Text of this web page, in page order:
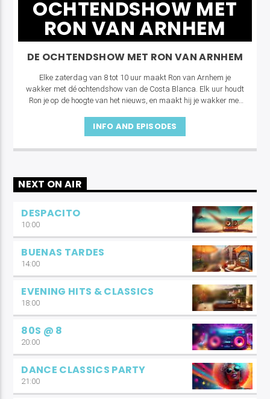
OCHTENDSHOW MET
RON VAN ARNHEM
DE OCHTENDSHOW MET RON VAN ARNHEM
Elke zaterdag van 8 tot 10 uur maakt Ron van Arnhem je
wakker met dé ochtendshow van de Costa Blanca. Elk uur houdt
Ron je op de hoogte van het nieuws, en maakt hij je wakker met
INFO AND EPISODES
NEXT ON AIR
DESPACITO
10:00
BUENAS TARDES
14:00
EVENING HITS & CLASSICS
18:00
80S @ 8
20:00
DANCE CLASSICS PARTY
21:00